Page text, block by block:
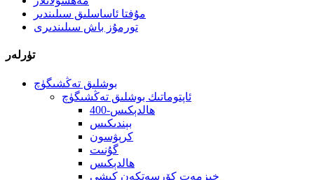
مۇفتا ئاساسلىق سىلىندىر
تورمۇز باش سىلىندىرى
تۈرلەر
بوشلىق تەڭشىگۈچ
ئاپتوماتىك بوشلىق تەڭشىگۈچ
400-ھالدېكىس
بېندىكىس
كرېۋسون
گۇنىت
ھالدېكىس
خىزمەت كۆرسەتكەن كىشى